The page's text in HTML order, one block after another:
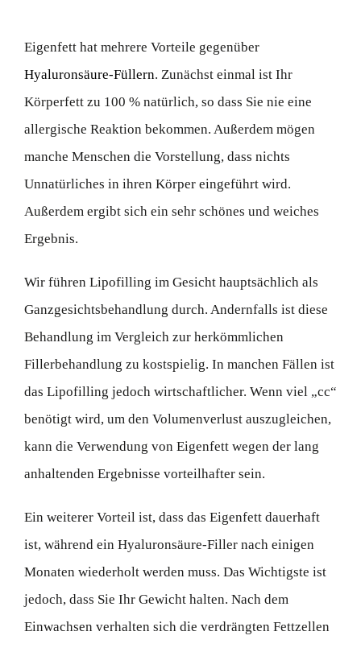
Eigenfett hat mehrere Vorteile gegenüber
Hyaluronsäure-Füllern. Zunächst einmal ist Ihr
Körperfett zu 100 % natürlich, so dass Sie nie eine
allergische Reaktion bekommen. Außerdem mögen
manche Menschen die Vorstellung, dass nichts
Unnatürliches in ihren Körper eingeführt wird.
Außerdem ergibt sich ein sehr schönes und weiches
Ergebnis.
Wir führen Lipofilling im Gesicht hauptsächlich als
Ganzgesichtsbehandlung durch. Andernfalls ist diese
Behandlung im Vergleich zur herkömmlichen
Fillerbehandlung zu kostspielig. In manchen Fällen ist
das Lipofilling jedoch wirtschaftlicher. Wenn viel „cc“
benötigt wird, um den Volumenverlust auszugleichen,
kann die Verwendung von Eigenfett wegen der lang
anhaltenden Ergebnisse vorteilhafter sein.
Ein weiterer Vorteil ist, dass das Eigenfett dauerhaft
ist, während ein Hyaluronsäure-Filler nach einigen
Monaten wiederholt werden muss. Das Wichtigste ist
jedoch, dass Sie Ihr Gewicht halten. Nach dem
Einwachsen verhalten sich die verdrängten Fettzellen